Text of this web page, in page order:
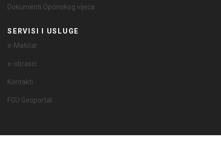
Dokumenti Općinskog vijeća
SERVISI I USLUGE
e-Matičar
e-obrasci
Kontakti
FGU Geoportal